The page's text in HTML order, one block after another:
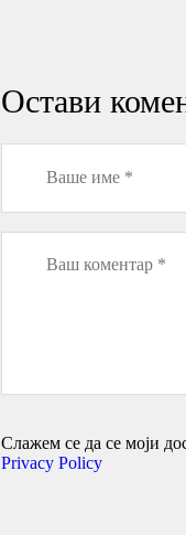
Остави
Слажем се да се моји
Privacy Policy